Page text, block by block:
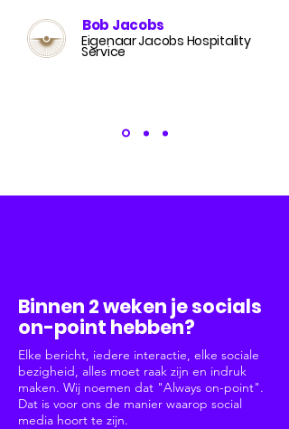
Bob Jacobs
Eigenaar Jacobs Hospitality
Service
Binnen 2 weken je socials
on-point hebben?
Elke bericht, iedere interactie, elke sociale
bezigheid, alles moet raak zijn en indruk
maken. Wij noemen dat "Always on-point".
Dat is voor ons de manier waarop social
media hoort te zijn.